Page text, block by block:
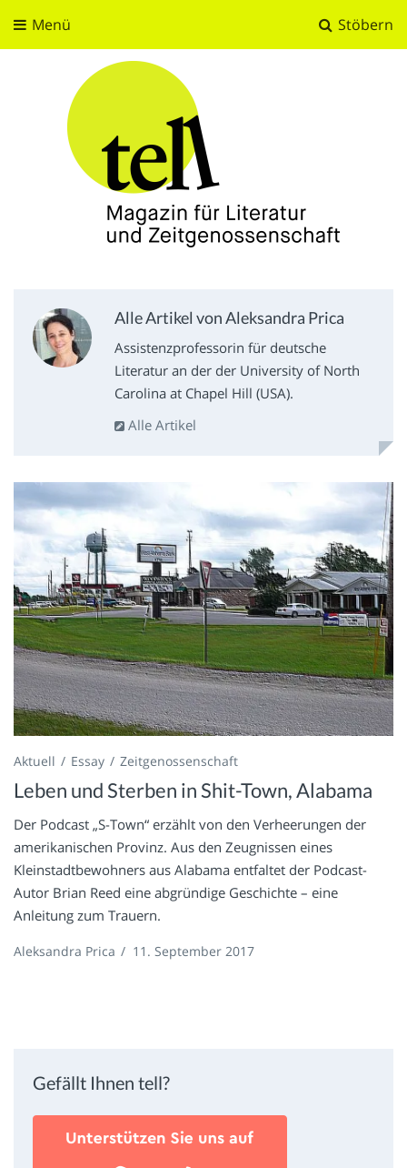
Stöbern
Menü
Alle Artikel von Aleksandra Prica
Assistenzprofessorin für deutsche
Literatur an der der University of North
Carolina at Chapel Hill (USA).
Alle Artikel
Aktuell Essay Zeitgenossenschaft
Leben und Sterben in Shit-Town, Alabama
Der Podcast „S-Town“ erzählt von den Verheerungen der
amerikanischen Provinz. Aus den Zeugnissen eines
Kleinstadtbewohners aus Alabama entfaltet der Podcast-
Autor Brian Reed eine abgründige Geschichte – eine
Anleitung zum Trauern.
Aleksandra Prica / 11. September 2017
Gefällt Ihnen tell?